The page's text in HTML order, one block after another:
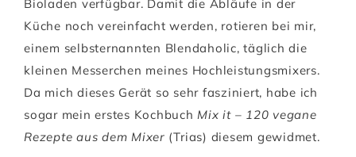
Bioladen verfügbar. Damit die Abläufe in der
Küche noch vereinfacht werden, rotieren bei mir,
einem selbsternannten Blendaholic, täglich die
kleinen Messerchen meines Hochleistungsmixers.
Da mich dieses Gerät so sehr fasziniert, habe ich
sogar mein erstes Kochbuch Mix it – 120 vegane
Rezepte aus dem Mixer(Trias) diesem gewidmet.